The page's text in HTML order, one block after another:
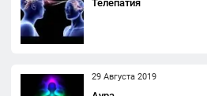
Телепатия
29 Августа 2019